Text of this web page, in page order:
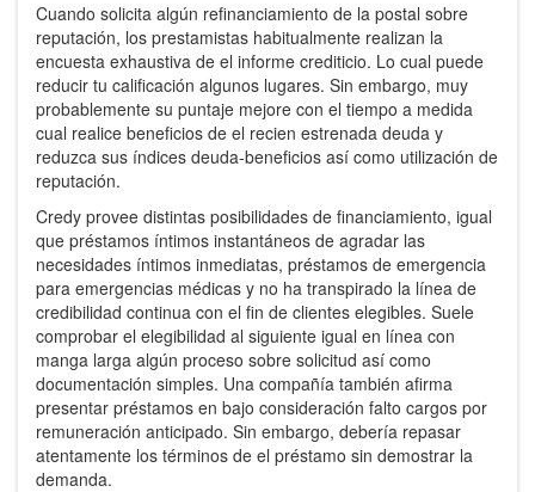
Cuando solicita algún refinanciamiento de la postal sobre
reputación, los prestamistas habitualmente realizan la
encuesta exhaustiva de el informe crediticio. Lo cual puede
reducir tu calificación algunos lugares. Sin embargo, muy
probablemente su puntaje mejore con el tiempo a medida
cual realice beneficios de el recien estrenada deuda y
reduzca sus índices deuda-beneficios así­ como utilización de
reputación.
Credy provee distintas posibilidades de financiamiento, igual
que préstamos íntimos instantáneos de agradar las
necesidades íntimos inmediatas, préstamos de emergencia
para emergencias médicas y no ha transpirado la línea de
credibilidad continua con el fin de clientes elegibles. Suele
comprobar el elegibilidad al siguiente igual en línea con
manga larga algún proceso sobre solicitud así­ como
documentación simples. Una compañía también afirma
presentar préstamos en bajo consideración falto cargos por
remuneración anticipado. Sin embargo, debería repasar
atentamente los términos de el préstamo sin demostrar la
demanda.